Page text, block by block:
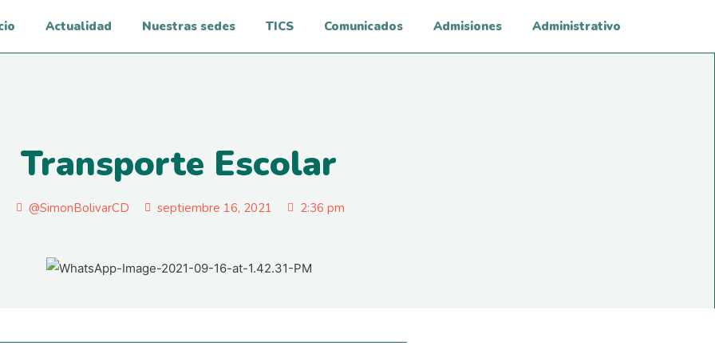
Actualidad Nuestras sedes TICS Comunicados Admisiones Administrativo
Transporte Escolar
@SimonBolivarCD septiembre 16, 2021 2:36 pm